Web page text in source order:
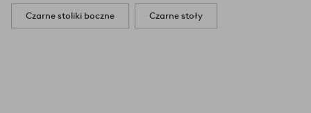
Czarne stoliki boczne Czarne stoły